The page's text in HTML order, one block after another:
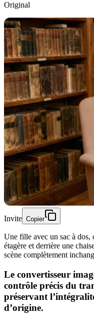
Original
Invite Copier
Une fille avec un sac à dos,
étagère et derrière une
scène complètement
Le convertisseur
contrôle précis du
préservant
d’origine.